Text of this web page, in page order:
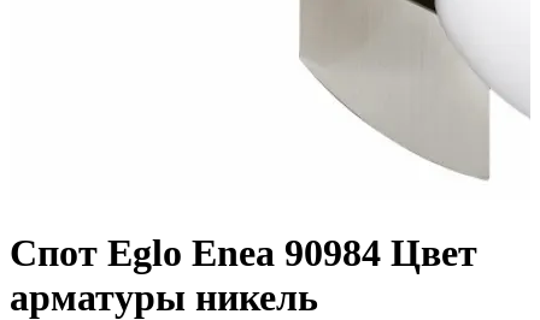
Спот Eglo Enea 90984 Цвет
арматуры никель